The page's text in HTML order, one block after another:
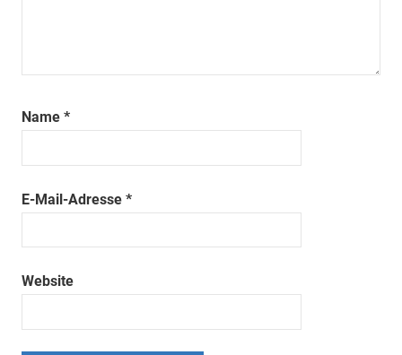
Name *
E-Mail-Adresse *
Website